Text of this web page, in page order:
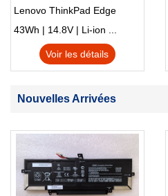
Lenovo ThinkPad Edge
S230u Twist
43Wh | 14.8V | Li-ion ...
Voir les détails
Nouvelles Arrivées